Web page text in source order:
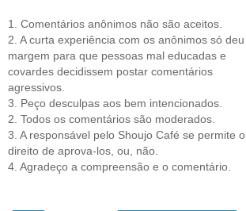
1. Comentários anônimos não são aceitos.
2. A curta experiência com os anônimos só deu
margem para que pessoas mal educadas e
covardes decidissem postar comentários
agressivos.
3. Peço desculpas aos bem intencionados.
2. Todos os comentários são moderados.
3. A responsável pelo Shoujo Café se permite o
direito de aprova-los, ou, não.
4. Agradeço a compreensão e o comentário.